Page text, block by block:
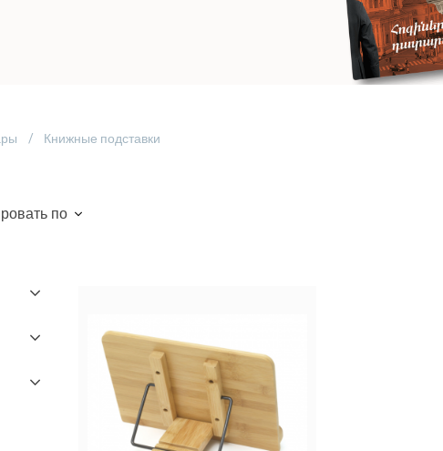
Книжные подставки
по